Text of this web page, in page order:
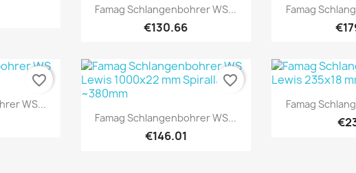
Quick view
Famag Schlangenbohrer WS...
€130.66

Famag
WS...
favorite_border
Quick view
Famag Schlangenbohrer WS...
€146.01
favorite_border

Famag